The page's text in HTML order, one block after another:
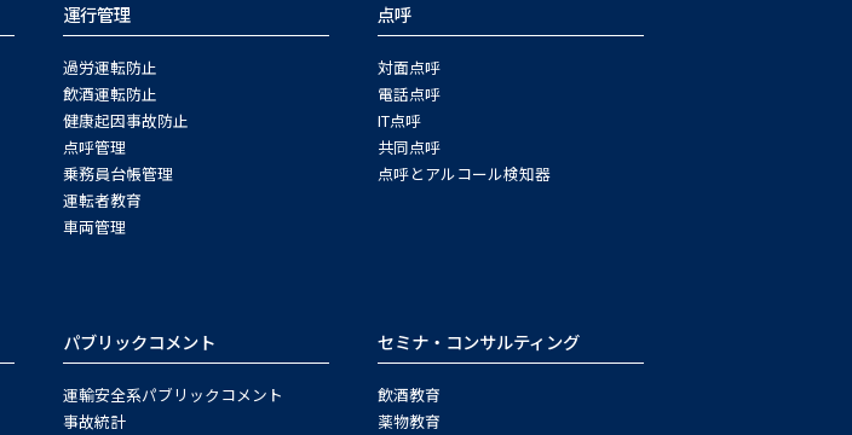
運行管理
過労運転防止
飲酒運転防止
健康起因事故防止
点呼管理
乗務員台帳管理
運転者教育
車両管理
点呼
対面点呼
電話点呼
IT点呼
共同点呼
点呼とアルコール検知器
パブリックコメント
運輸安全系パブリックコメント
事故統計
セミナ・コンサルティング
飲酒教育
薬物教育